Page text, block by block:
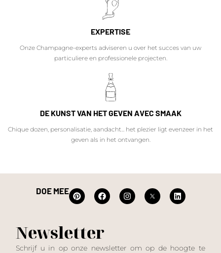
EXPERTISE
Onze Champagne-experts adviseren u over het succes van uw
particuliere en professionele projecten.
DE KUNST VAN HET GEVEN AVEC SMAAK
Chique dozen, personalisatie, aandacht... het plezier ligt evenzeer in het
geven als in het ontvangen.
DOE MEE
Newsletter
Schrijf u in op onze newsletter om op de hoogte te